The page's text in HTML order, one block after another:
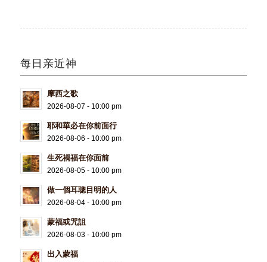
每日亲近神
摩西之歌
2026-08-07 - 10:00 pm
耶和華必在你前面行
2026-08-06 - 10:00 pm
生死禍福在你面前
2026-08-05 - 10:00 pm
做一個耳聰目明的人
2026-08-04 - 10:00 pm
蒙福或咒詛
2026-08-03 - 10:00 pm
出入蒙福